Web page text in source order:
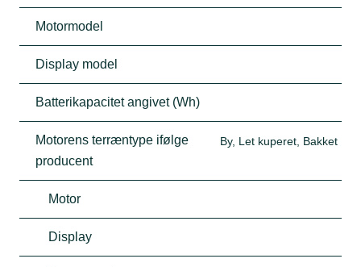
Motormodel
Display model
Batterikapacitet angivet (Wh)
Motorens terræntype ifølge
producent
By, Let kuperet, Bakket
Motor
Display